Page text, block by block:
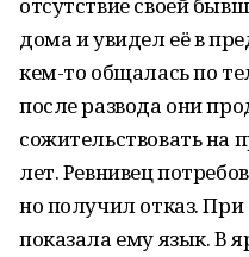
дома и увидел её в
кем-то общалась по
после развода они
сожительствовать на
лет. Ревнивец
но получил отказ. При
показала ему язык. В